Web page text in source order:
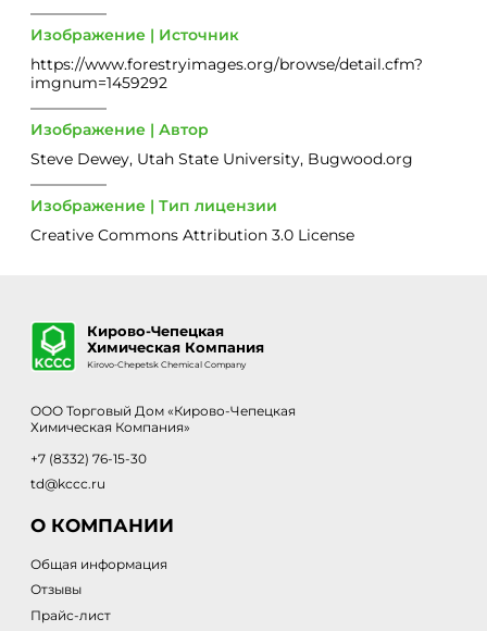
Изображение | Источник
https://www.forestryimages.org/browse/detail.cfm?
imgnum=1459292
Изображение | Автор
Steve Dewey, Utah State University, Bugwood.org
Изображение | Тип лицензии
Creative Commons Attribution 3.0 License
Кирово-Чепецкая
Химическая Компания
Kirovo-Chepetsk Chemical Company
ООО Торговый Дом «Кирово-Чепецкая
Химическая Компания»
+7 (8332) 76-15-30
td@kccc.ru
О КОМПАНИИ
Общая информация
Отзывы
Прайс-лист